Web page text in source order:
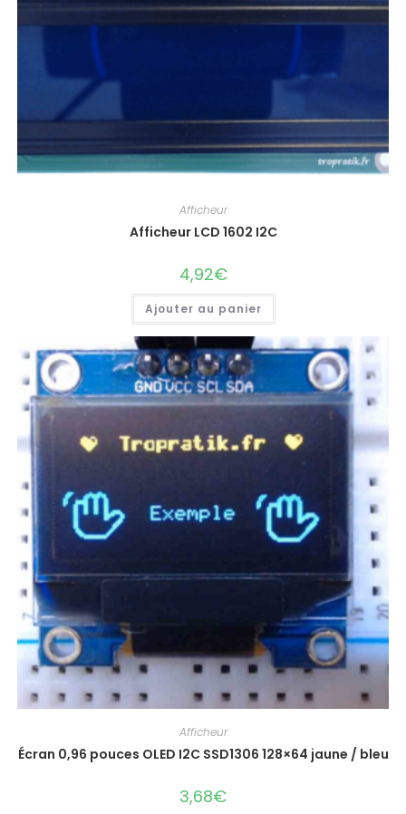
Afficheur
Afficheur LCD 1602 I2C
4,92€
Ajouter au panier
Afficheur
Écran 0,96 pouces OLED I2C SSD1306 128×64 jaune / bleu
3,68€